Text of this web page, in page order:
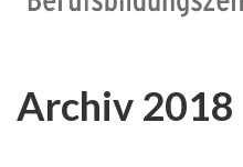
Archiv 2018